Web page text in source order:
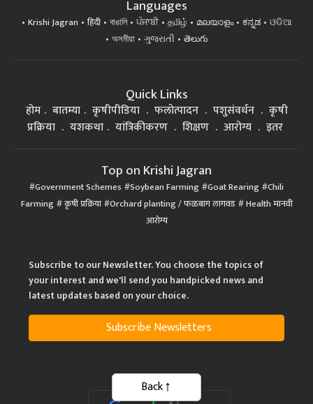
বাঙালি ਪੰਜਾਬੀ தமிழ்
অসমীয়া
ગુજરાતી తెలుగు
कृषीपीडिया फलोत्पादन
प्रक्रिया
यशकथा यांत्रिकीकरण शिक्षण आरोग्य इतर
Government Schemes Soybean Farming Goat Rearing
Farming कृषी प्रक्रिया Orchard planting / फळबाग लागवड Health मानवी
आरोग्य
your interest and we'll send you handpicked news and
latest updates based on your choice.
Subscribe Newsletters
Back